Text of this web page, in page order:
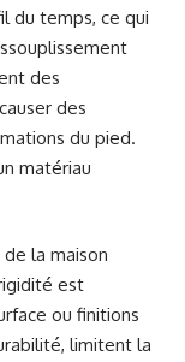
du temps, ce qui
des
des
du pied.
matériau
la maison
est
ou finitions
limitent la